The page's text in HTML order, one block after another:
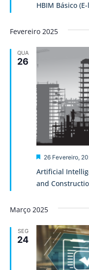
HBIM Básico
Fevereiro 2025
QUA
26
Artificial
and
Destaque
26 Fevereiro,
Março 2025
SEG
24